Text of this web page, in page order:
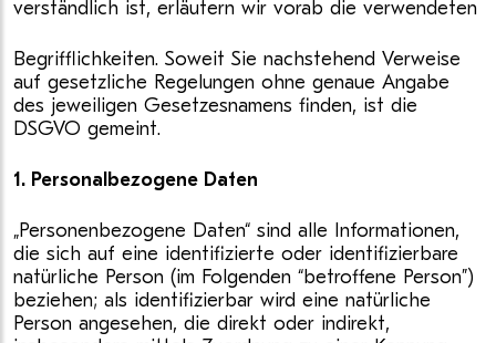
verständlich ist, erläutern wir vorab die verwendeten
Begrifflichkeiten. Soweit Sie nachstehend Verweise
auf gesetzliche Regelungen ohne genaue Angabe
des jeweiligen Gesetzesnamens finden, ist die
DSGVO gemeint.
1. Personalbezogene Daten
„Personenbezogene Daten“ sind alle Informationen,
die sich auf eine identifizierte oder identifizierbare
natürliche Person (im Folgenden “betroffene Person”)
beziehen; als identifizierbar wird eine natürliche
Person angesehen, die direkt oder indirekt,